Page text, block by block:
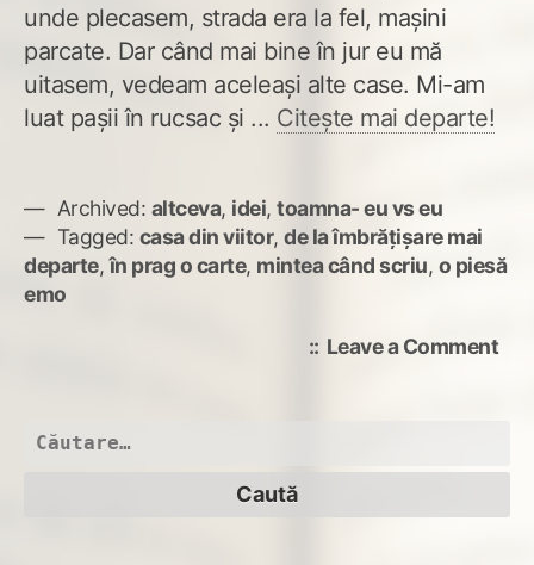
unde plecasem, strada era la fel, mașini
parcate. Dar când mai bine în jur eu mă
uitasem, vedeam aceleași alte case. Mi-am
luat pașii în rucsac și ... Citește mai departe!
Archived: altceva, idei, toamna- eu vs eu
Tagged: casa din viitor, de la îmbrățișare mai
departe,în prag o carte, mintea când scriu, o piesă
emo
Leave a Commenton
Caută